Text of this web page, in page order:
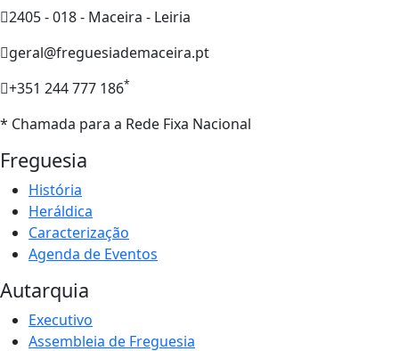
2405 - 018 - Maceira - Leiria
geral@freguesiademaceira.pt
+351 244 777 186*
* Chamada para a Rede Fixa Nacional
Freguesia
História
Heráldica
Caracterização
Agenda de Eventos
Autarquia
Executivo
Assembleia de Freguesia